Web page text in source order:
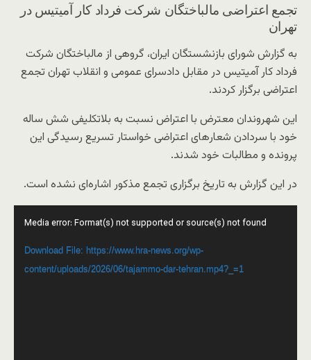
تجمع اعتراضی مالباختگان شرکت فرداد کار آمیتیس در
تهران
به گزارش شورای بازنشستگان ایران، گروهی از مالباختگان شرکت
فرداد کار آمیتیس در مقابل دادسرای عمومی و انقلاب تهران تجمع
اعتراضی برگزار کردند.
این شهروندان معترض با اعتراض نسبت به بلاتکلیفی شش ساله
خود با سردادن شعارهای اعتراضی خواستار تسریع رسیدگی این
پرونده و مطالبات خود شدند.
در این گزارش به تاریخ برگزاری تجمع مذکور اشاره‌ای نشده است.
Media error: Format(s) not supported or source(s) not found
Download File: https://www.hra-news.org/wp-
content/uploads/2026/06/tajammo-dar-tehran.mp4?_=1